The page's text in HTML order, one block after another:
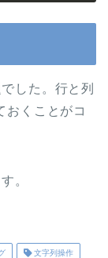
した。行と列
おくことがコ
。
文字列操作